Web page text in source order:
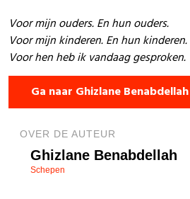
Voor mijn ouders. En hun ouders.
Voor mijn kinderen. En hun kinderen.
Voor hen heb ik vandaag gesproken.
Ga naar Ghizlane Benabdellah
OVER DE AUTEUR
Ghizlane Benabdellah
Schepen